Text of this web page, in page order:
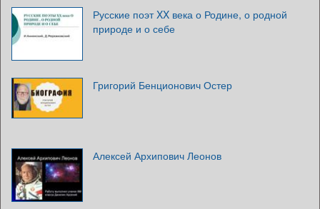
Русские поэт XX века о Родине, о родной
природе и о себе
Григорий Бенционович Остер
Алексей Архипович Леонов